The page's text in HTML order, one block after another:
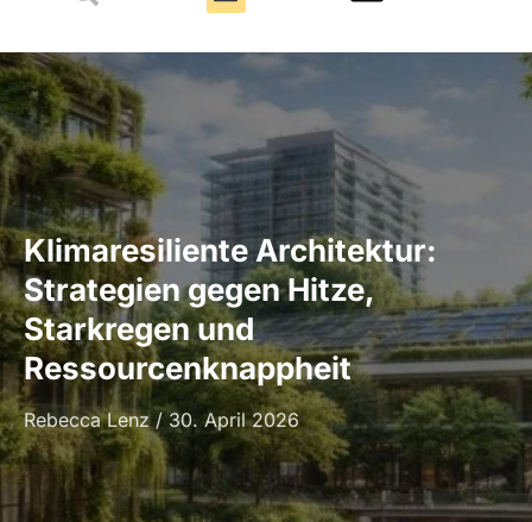
Klimaresiliente Architektur:
Strategien gegen Hitze,
Starkregen und
Ressourcenknappheit
Rebecca Lenz 30. April 2026